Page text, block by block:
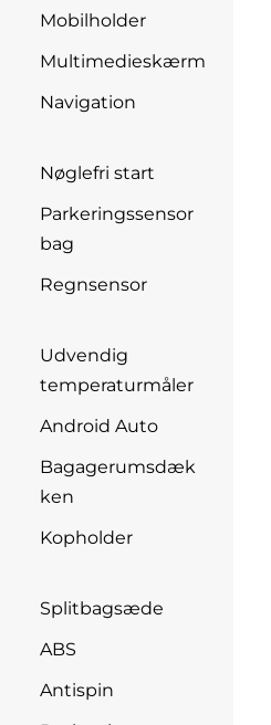
Mobilholder
Multimedieskærm
Navigation
Nøglefri start
Parkeringssensor
bag
Regnsensor
Udvendig
temperaturmåler
Android Auto
Bagagerumsdæk
ken
Kopholder
Splitbagsæde
ABS
Antispin